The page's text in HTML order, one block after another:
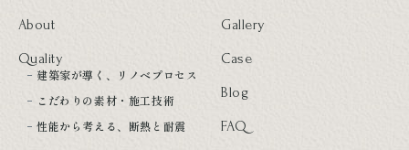
About
Quality
建築家が導く、リノベプロセス
こだわりの素材・施工技術
性能から考える、断熱と耐震
Gallery
Case
Blog
FAQ